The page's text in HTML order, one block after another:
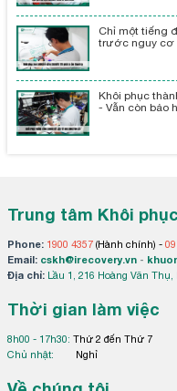
Chỉ một tiếng
trước nguy cơ
Khôi phục
- Vẫn còn bảo
Trung tâm Khôi
Phone: 1900 4357(Hành chính) -
Email: cskh@irecovery.vn-
Địa chỉ: Lầu 1, 216 Hoàng Văn Thụ,
Thời gian làm việc
8h00 - 17h30: Thứ 2 đến Thứ 7
Chủ nhật:
Nghỉ